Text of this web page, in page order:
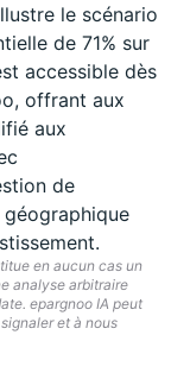
le scénario
de 71% sur
accessible dès
offrant aux
aux
de
en aucun cas un
analyse arbitraire
epargnoo IA peut
et à nous